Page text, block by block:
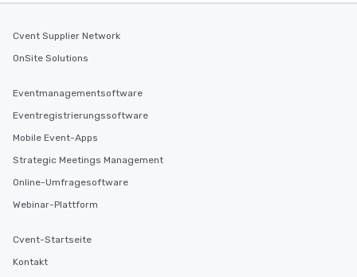
Cvent Supplier Network
OnSite Solutions
Eventmanagementsoftware
Eventregistrierungssoftware
Mobile Event-Apps
Strategic Meetings Management
Online-Umfragesoftware
Webinar-Plattform
Cvent-Startseite
Kontakt